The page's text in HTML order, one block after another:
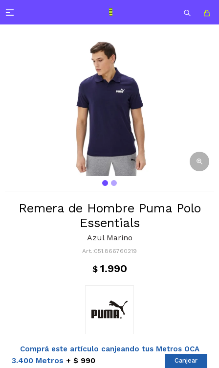

Remera de Hombre Puma Polo
Essentials
Azul Marino
051.866760219
$ 1.990
Comprá este artículo canjeando tus Metros OCA
3.400 Metros $ 990 Canjear